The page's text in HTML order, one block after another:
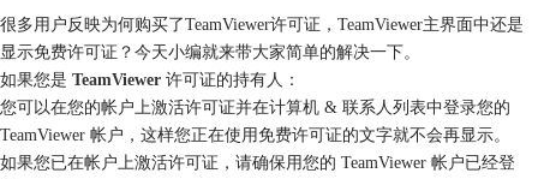
服务
很多用户反映为何购买了TeamViewer许可证，TeamViewer主界面中还是
显示免费许可证？今天小编就来带大家简单的解决一下。
如果您是 TeamViewer 许可证的持有人：
您可以在您的帐户上激活许可证并在计算机 & 联系人列表中登录您的
TeamViewer 帐户，这样您正在使用免费许可证的文字就不会再显示。
如果您已在帐户上激活许可证，请确保用您的 TeamViewer 帐户已经登